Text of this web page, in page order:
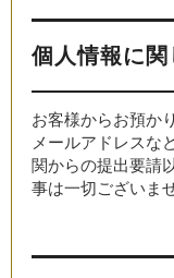
個人情報に関
お客様からお預か
メールアドレスな
関からの提出要請
事は一切ございま